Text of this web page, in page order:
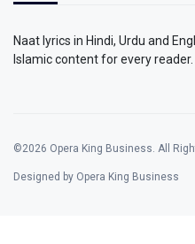
Naat lyrics in Hindi, Urdu and
Islamic content for every reader.
©2026 Opera King Business. All
Designed by Opera King Business